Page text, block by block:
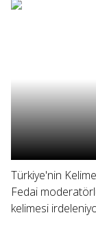
Türkiye'nin
Fedai
kelimesi